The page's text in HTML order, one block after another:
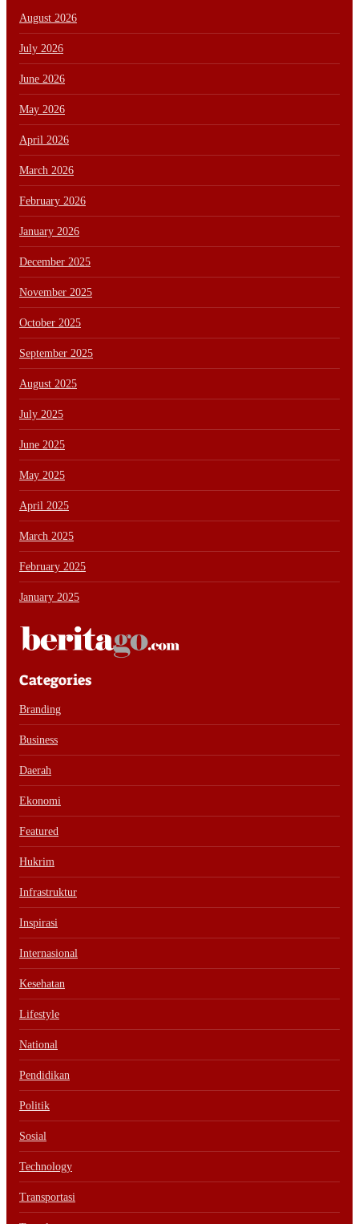
August 2026
July 2026
June 2026
May 2026
April 2026
March 2026
February 2026
January 2026
December 2025
November 2025
October 2025
September 2025
August 2025
July 2025
June 2025
May 2025
April 2025
March 2025
February 2025
January 2025
Categories
Branding
Business
Daerah
Ekonomi
Featured
Hukrim
Infrastruktur
Inspirasi
Internasional
Kesehatan
Lifestyle
National
Pendidikan
Politik
Sosial
Technology
Transportasi